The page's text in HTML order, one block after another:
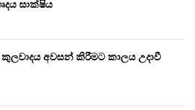
සාක්ෂිය
අවසන් කිරීමට කාලය උදාවී